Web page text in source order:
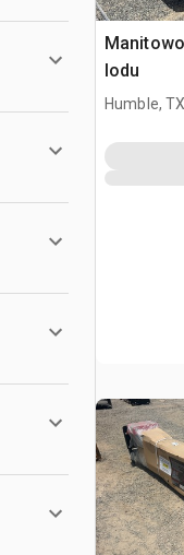
lodu
Humble,